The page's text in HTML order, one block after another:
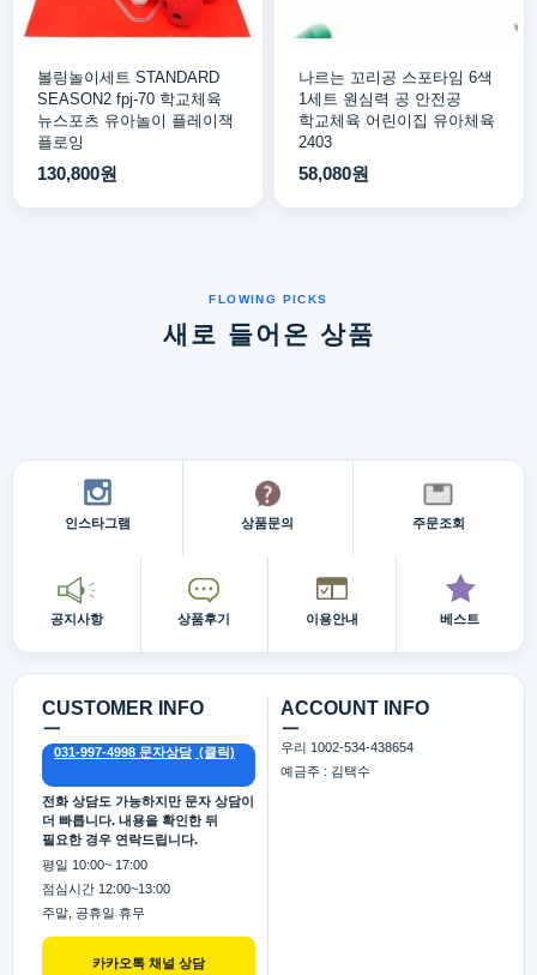
볼링놀이세트 STANDARD
SEASON2 fpj-70 학교체육
뉴스포츠 유아놀이 플레이잭
플로잉
130,800원
나르는 꼬리공 스포타임 6색
1세트 원심력 공 안전공
학교체육 어린이집 유아체육
2403
58,080원
새로 들어온 상품
인스타그램 상품문의 주문조회
공지사항 상품후기 이용안내 베스트
CUSTOMER INFO
카카오톡 채널 상담
ㅡ
031-997-4998 문자상담
전화 상담도 가능하지만 문자 상담이
더 빠릅니다. 내용을 확인한 뒤
필요한 경우 연락드립니다.
평일 10:00~ 17:00
점심시간 12:00~13:00
주말, 공휴일 휴무
ACCOUNT INFO
ㅡ
우리 1002-534-438654
예금주 : 김택수